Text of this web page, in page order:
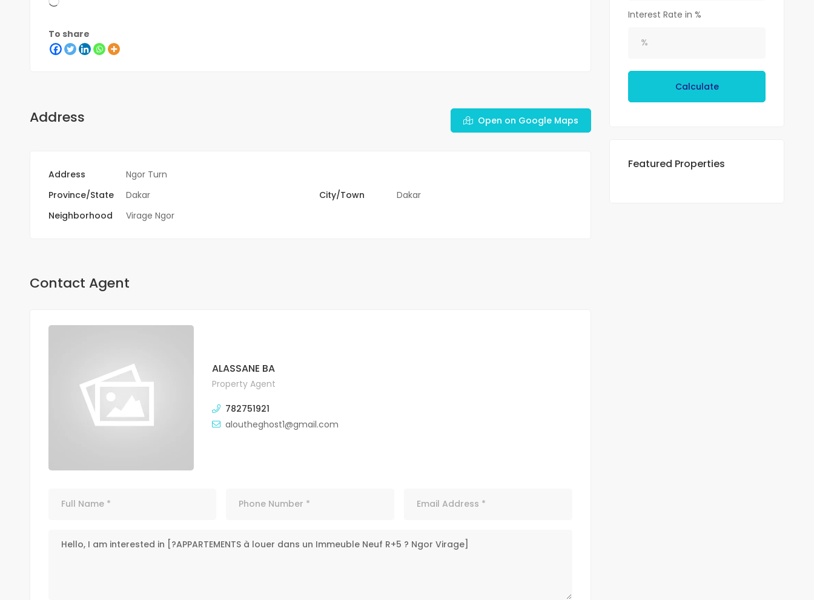
To share
Address Open on Google Maps
Address
Ngor Turn
Province/State
Dakar City/Town
Dakar
Neighborhood
Virage Ngor
Contact Agent
ALASSANE BA
Property Agent
782751921
aloutheghost1@gmail.com
Interest Rate in %
Calculate
Featured Properties